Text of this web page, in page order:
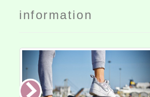
information